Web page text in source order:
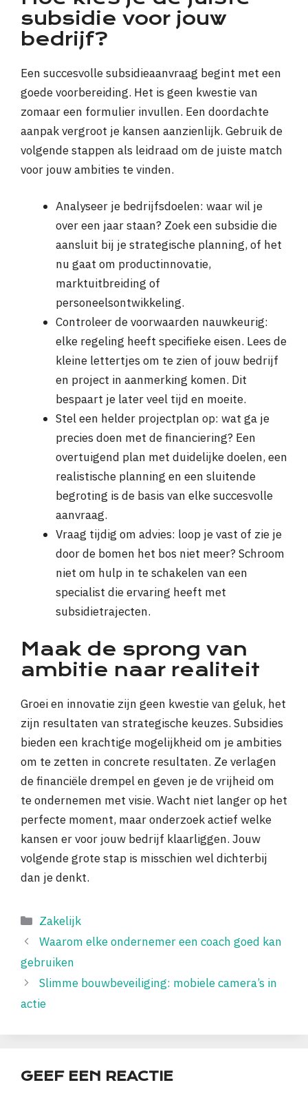
subsidie voor jouw
bedrijf?
Een succesvolle subsidieaanvraag begint met een
goede voorbereiding. Het is geen kwestie van
zomaar een formulier invullen. Een doordachte
aanpak vergroot je kansen aanzienlijk. Gebruik de
volgende stappen als leidraad om de juiste match
voor jouw ambities te vinden.
Analyseer je bedrijfsdoelen: waar wil je
over een jaar staan? Zoek een subsidie die
aansluit bij je strategische planning, of het
nu gaat om productinnovatie,
marktuitbreiding of
personeelsontwikkeling.
Controleer de voorwaarden nauwkeurig:
elke regeling heeft specifieke eisen. Lees de
kleine lettertjes om te zien of jouw bedrijf
en project in aanmerking komen. Dit
bespaart je later veel tijd en moeite.
Stel een helder projectplan op: wat ga je
precies doen met de financiering? Een
overtuigend plan met duidelijke doelen, een
realistische planning en een sluitende
begroting is de basis van elke succesvolle
aanvraag.
Vraag tijdig om advies: loop je vast of zie je
door de bomen het bos niet meer? Schroom
niet om hulp in te schakelen van een
specialist die ervaring heeft met
subsidietrajecten.
Maak de sprong van
ambitie naar realiteit
Groei en innovatie zijn geen kwestie van geluk, het
zijn resultaten van strategische keuzes. Subsidies
bieden een krachtige mogelijkheid om je ambities
om te zetten in concrete resultaten. Ze verlagen
de financiële drempel en geven je de vrijheid om
te ondernemen met visie. Wacht niet langer op het
perfecte moment, maar onderzoek actief welke
kansen er voor jouw bedrijf klaarliggen. Jouw
volgende grote stap is misschien wel dichterbij
dan je denkt.
Categorieën
Zakelijk
Waarom elke ondernemer een coach goed kan
gebruiken
Slimme bouwbeveiliging: mobiele camera’s in
actie
GEEF EEN REACTIE